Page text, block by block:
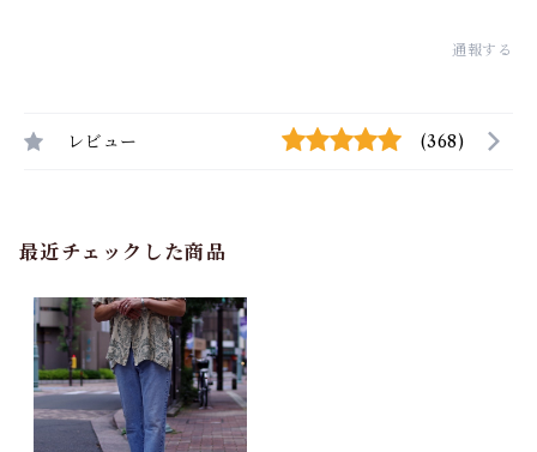
通報する
レビュー (368)
最近チェックした商品